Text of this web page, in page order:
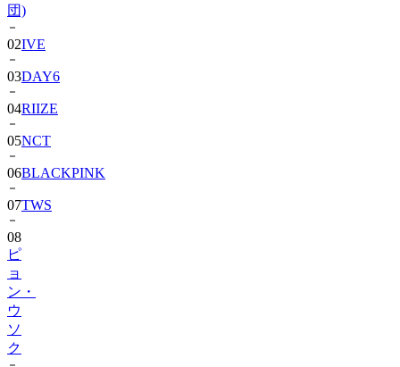
団)
02IVE
03DAY6
04RIIZE
05NCT
06BLACKPINK
07TWS
08
ピ
ョ
ン・
ウ
ソ
ク